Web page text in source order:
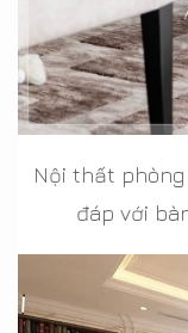
Nội thất
đáp với